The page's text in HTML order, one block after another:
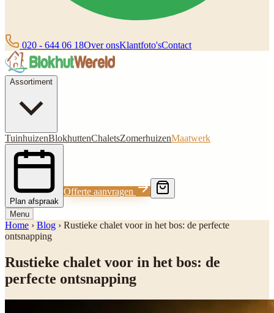
020 - 644 06 18Over onsKlantfoto'sContact
Assortiment
TuinhuizenBlokhuttenChaletsZomerhuizenMaatwerk
Plan afspraak
Offerte aanvragen
Menu
Home › Blog › Rustieke chalet voor in het bos: de perfecte
ontsnapping
Rustieke chalet voor in het bos: de
perfecte ontsnapping